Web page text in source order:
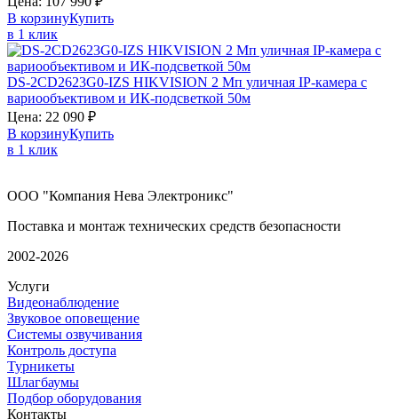
В корзинуКупить
в 1 клик
DS-2CD2623G0-IZS HIKVISION 2 Мп уличная IP-камера с
вариообъективом и ИК-подсветкой 50м
Цена: 22 090 ₽
В корзинуКупить
в 1 клик
ООО "Компания Нева Электроникс"
Поставка и монтаж технических средств безопасности
2002-2026
Услуги
Видеонаблюдение
Звуковое оповещение
Системы озвучивания
Контроль доступа
Турникеты
Шлагбаумы
Подбор оборудования
Контакты